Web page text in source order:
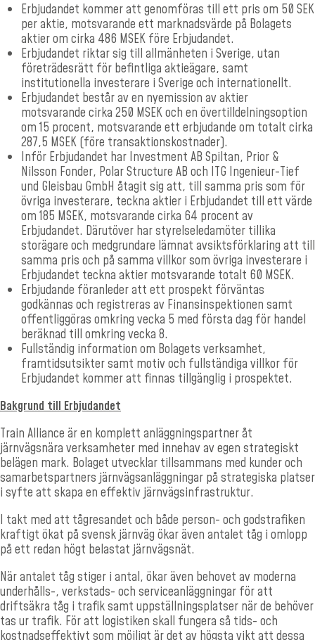
Erbjudandet kommer att genomföras till ett pris om 50 SEK
per aktie, motsvarande ett marknadsvärde på Bolagets
aktier om cirka 486 MSEK före Erbjudandet.
Erbjudandet riktar sig till allmänheten i Sverige, utan
företrädesrätt för befintliga aktieägare, samt
institutionella investerare i Sverige och internationellt.
Erbjudandet består av en nyemission av aktier
motsvarande cirka 250 MSEK och en övertilldelningsoption
om 15 procent, motsvarande ett erbjudande om totalt cirka
287,5 MSEK (före transaktionskostnader).
Inför Erbjudandet har Investment AB Spiltan, Prior &
Nilsson Fonder, Polar Structure AB och ITG Ingenieur-Tief
und Gleisbau GmbH åtagit sig att, till samma pris som för
övriga investerare, teckna aktier i Erbjudandet till ett värde
om 185 MSEK, motsvarande cirka 64 procent av
Erbjudandet. Därutöver har styrelseledamöter tillika
storägare och medgrundare lämnat avsiktsförklaring att till
samma pris och på samma villkor som övriga investerare i
Erbjudandet teckna aktier motsvarande totalt 60 MSEK.
Erbjudande föranleder att ett prospekt förväntas
godkännas och registreras av Finansinspektionen samt
offentliggöras omkring vecka 5 med första dag för handel
beräknad till omkring vecka 8.
Fullständig information om Bolagets verksamhet,
framtidsutsikter samt motiv och fullständiga villkor för
Erbjudandet kommer att finnas tillgänglig i prospektet.
Bakgrund till Erbjudandet
Train Alliance är en komplett anläggningspartner åt
järnvägsnära verksamheter med innehav av egen strategiskt
belägen mark. Bolaget utvecklar tillsammans med kunder och
samarbetspartners järnvägsanläggningar på strategiska platser
i syfte att skapa en effektiv järnvägsinfrastruktur.
I takt med att tågresandet och både person- och godstrafiken
kraftigt ökat på svensk järnväg ökar även antalet tåg i omlopp
på ett redan högt belastat järnvägsnät.
När antalet tåg stiger i antal, ökar även behovet av moderna
underhålls-, verkstads- och serviceanläggningar för att
driftsäkra tåg i trafik samt uppställningsplatser när de behöver
tas ur trafik. För att logistiken skall fungera så tids- och
kostnadseffektivt som möjligt är det av högsta vikt att dessa